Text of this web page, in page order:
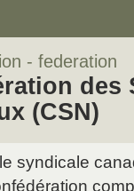
- federation
des
(CSN)
syndicale